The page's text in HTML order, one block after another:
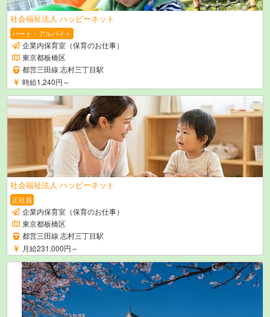
社会福祉法人 ハッピーネット
パート・アルバイト
企業内保育室（保育のお仕事）
東京都板橋区
都営三田線 志村三丁目駅
時給1,240円～
社会福祉法人 ハッピーネット
正社員
企業内保育室（保育のお仕事）
東京都板橋区
都営三田線 志村三丁目駅
月給231,000円～